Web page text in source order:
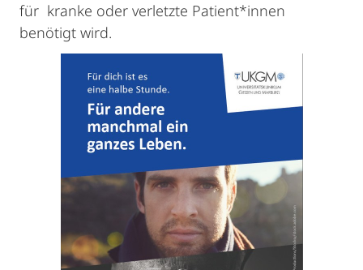
für kranke oder verletzte Patient*innen
benötigt wird.